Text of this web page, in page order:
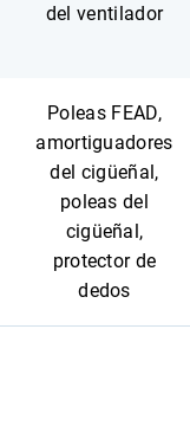
del ventilador
Poleas FEAD,
amortiguadores
del cigüeñal,
poleas del
cigüeñal,
protector de
dedos